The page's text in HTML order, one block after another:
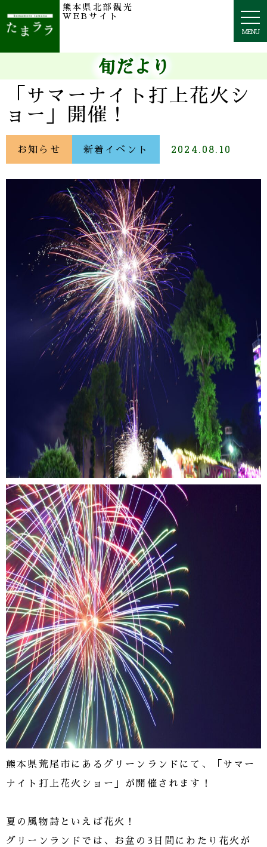
MENU
熊本県北部観光
WEBサイト
旬だより
「サマーナイト打上花火シ
ョー」開催！
お知らせ 新着イベント 2024.08.10
熊本県荒尾市にあるグリーンランドにて、「サマー
ナイト打上花火ショー」が開催されます！
夏の風物詩といえば花火！
グリーンランドでは、お盆の3日間にわたり花火が